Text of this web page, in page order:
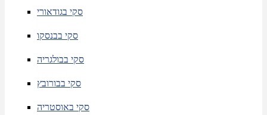
סקי בגודאורי
סקי בבנסקו
סקי בבולגריה
סקי בבורובץ
סקי באוסטריה